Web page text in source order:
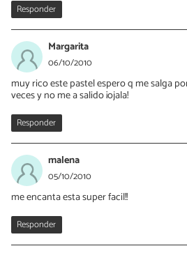
Responder
Margarita
06/10/2010
muy rico este pastel espero q me salga
veces y no me a salido ¡ojala!
Responder
malena
05/10/2010
me encanta esta super facil!!
Responder